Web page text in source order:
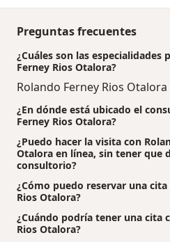
Preguntas frecuentes
¿Cuáles son las especialidades
Ferney Rios Otalora?
Rolando Ferney Rios
¿En dónde está ubicado el
Ferney Rios Otalora?
¿Puedo hacer la visita con
Otalora en línea, sin tener que
consultorio?
¿Cómo puedo reservar una
Rios Otalora?
¿Cuándo podría tener una cita
Rios Otalora?